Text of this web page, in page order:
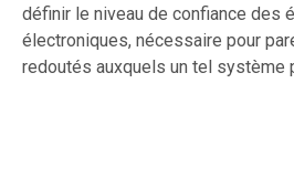
définir le niveau de confiance des
électroniques, nécessaire pour
redoutés auxquels un tel système